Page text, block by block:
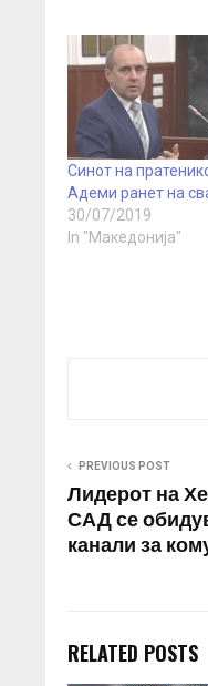
Синот на
Адеми ранет на
30/07/2019
In "Македонија"
PREVIOUS POST
Лидерот на
САД се
канали за
RELATED POSTS